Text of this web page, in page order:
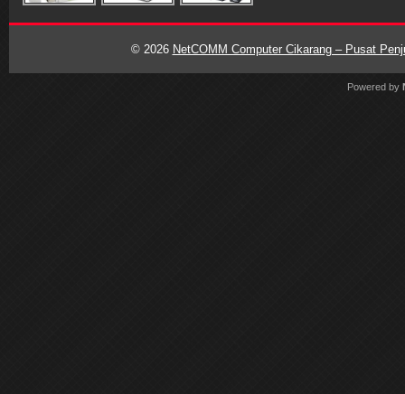
© 2026 NetCOMM Computer Cikarang – Pusat
Powered by